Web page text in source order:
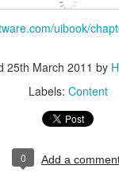
uibook/
25th March 2011 by
Labels: Content
0 Add a